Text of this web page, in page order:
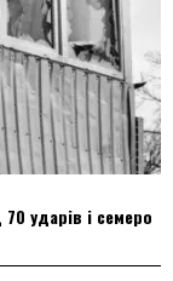
ударів і семеро